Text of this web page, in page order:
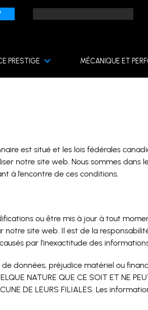
PRESTIGE MÉCANIQUE ET
est situé et les lois fédérales
notre site web. Nous sommes dans
à l’encontre de ces conditions.
ou être mis à jour à tout
site web. Il est de la
par l’inexactitude des
données, préjudice matériel ou
NATURE QUE CE SOIT ET NE
DE LEURS FILIALES. Les